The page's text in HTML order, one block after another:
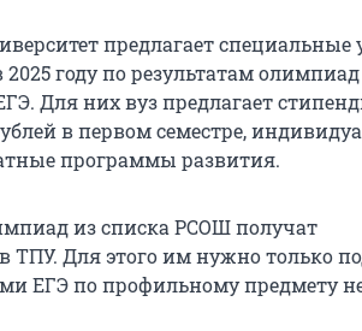
предлагает специальные
году по результатам
Для них вуз предлагает
в первом семестре,
программы развития.
из списка РСОШ получат
ТПУ. Для этого им нужно только
ЕГЭ по профильному предмету